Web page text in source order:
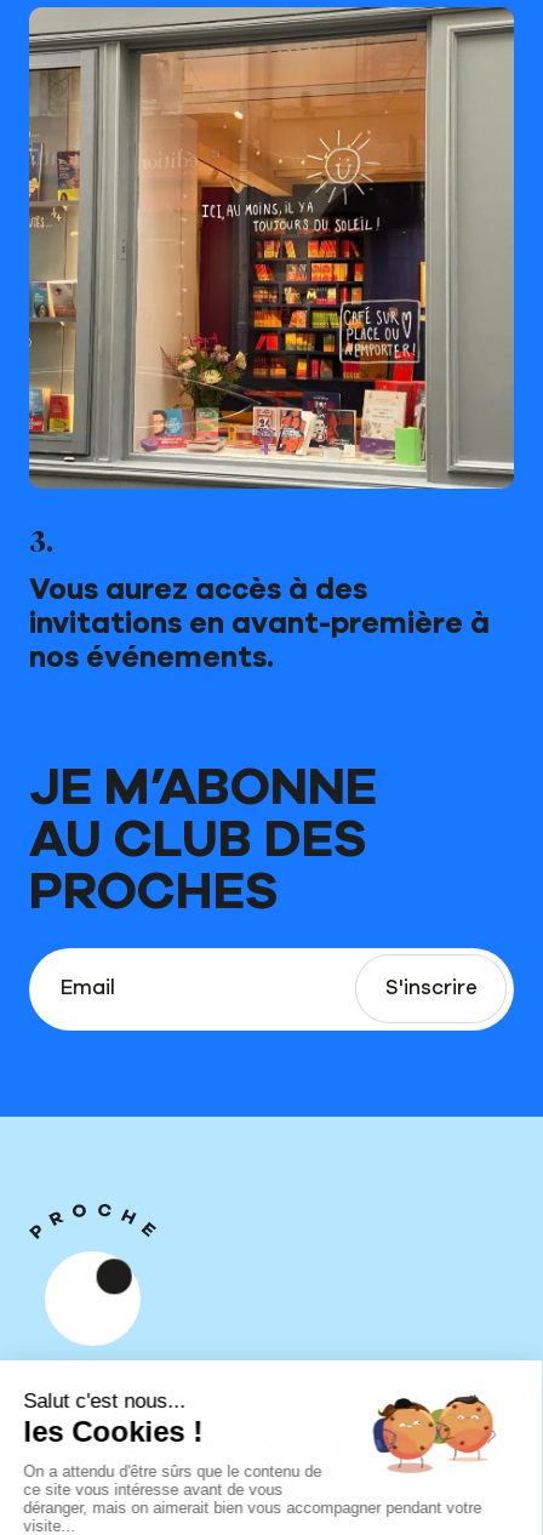
3.
Vous aurez accès à des
invitations en avant-première à
nos événements.
JE M’ABONNE
AU CLUB DES
PROCHES
Proche,
une collection de livres
à garder près de soi.